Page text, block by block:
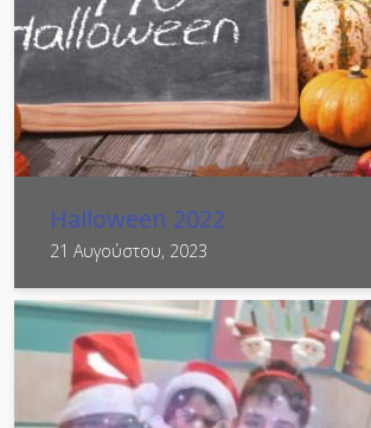
Halloween 2022
21 Αυγούστου, 2023